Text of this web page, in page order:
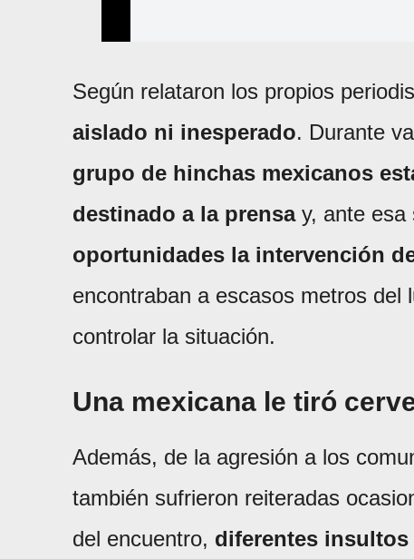
Según relataron los propios
aislado ni inesperado. Durante
grupo de hinchas mexicanos
destinado a la prensay, ante esa
oportunidades la intervención
encontraban a escasos metros del
controlar la situación.
Una mexicana le tiró
Además, de la agresión a los
también sufrieron reiteradas
del encuentro, diferentes